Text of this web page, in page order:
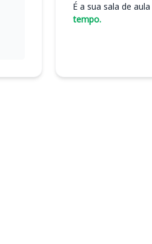
É a sua sala de aula
tempo.